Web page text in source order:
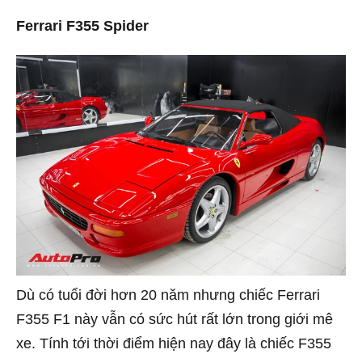
Ferrari F355 Spider
Dù có tuổi đời hơn 20 năm nhưng chiếc Ferrari
F355 F1 này vẫn có sức hút rất lớn trong giới mê
xe. Tính tới thời điểm hiện nay đây là chiếc F355